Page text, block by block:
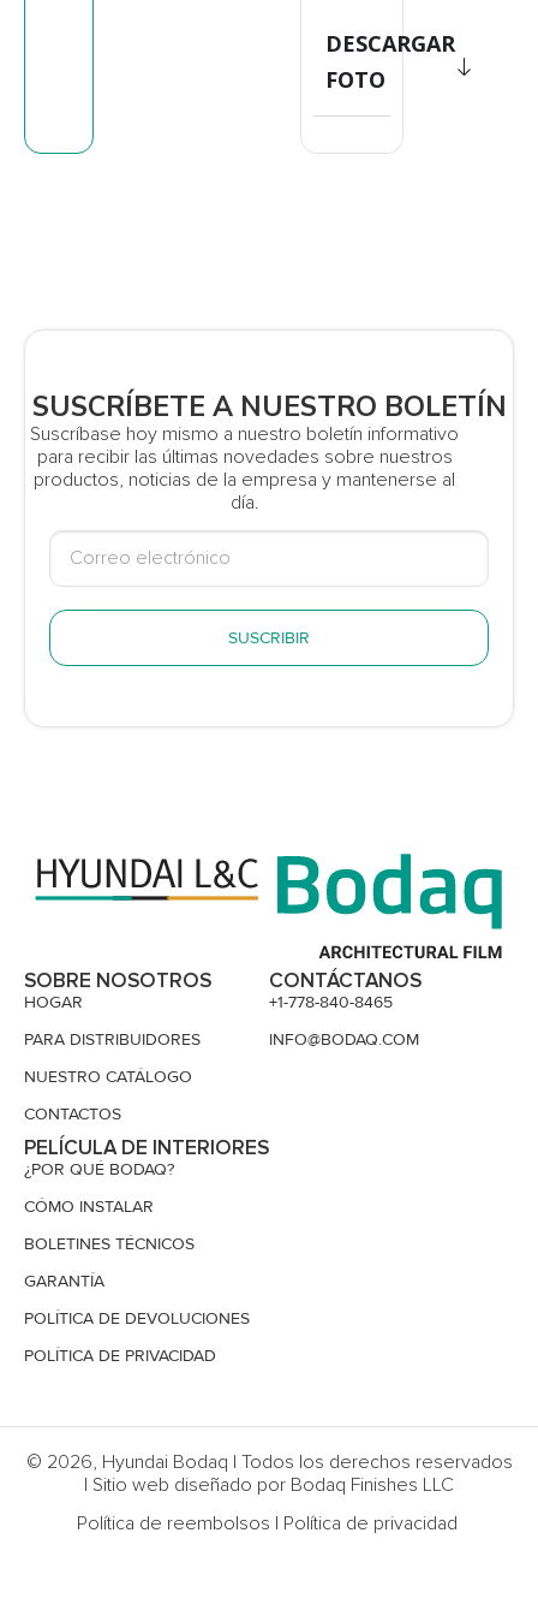
DESCARGAR
FOTO
SUSCRÍBETE A NUESTRO BOLETÍN
Suscríbase hoy mismo a nuestro boletín informativo
para recibir las últimas novedades sobre nuestros
productos, noticias de la empresa y mantenerse al
día.
SUSCRIBIR
SOBRE NOSOTROS
HOGAR
PARA DISTRIBUIDORES
NUESTRO CATÁLOGO
CONTACTOS
PELÍCULA DE INTERIORES
¿POR QUÉ BODAQ?
CÓMO INSTALAR
BOLETINES TÉCNICOS
GARANTÍA
POLÍTICA DE DEVOLUCIONES
POLÍTICA DE PRIVACIDAD
CONTÁCTANOS
+1-778-840-8465
INFO@BODAQ.COM
© 2026, Hyundai Bodaq | Todos los derechos reservados
| Sitio web diseñado por Bodaq Finishes LLC
Política de reembolsos | Política de privacidad